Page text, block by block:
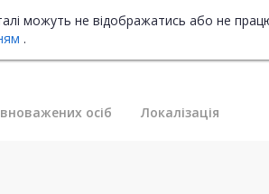
можуть не відображатись або не
.
осіб Локалізація